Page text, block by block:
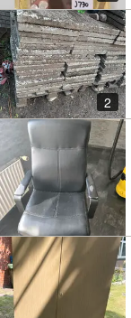
2